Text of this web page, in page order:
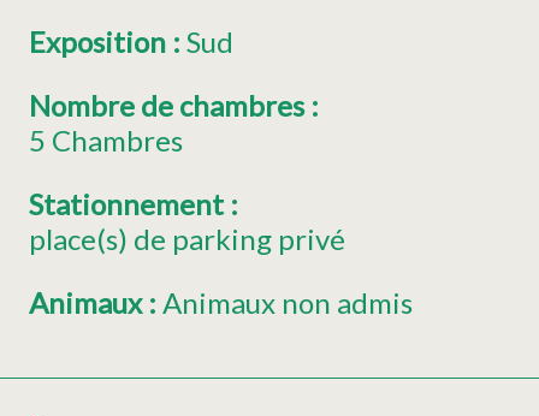
Exposition : Sud
Nombre de chambres :
5 Chambres
Stationnement :
place(s) de parking privé
Animaux : Animaux non admis